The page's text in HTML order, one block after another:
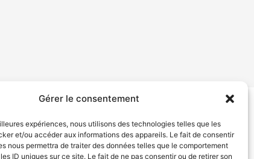
Gérer le consentement
expériences, nous utilisons des technologies telles que les
et/ou accéder aux informations des appareils. Le fait de consentir
nous permettra de traiter des données telles que le comportement
ID uniques sur ce site. Le fait de ne pas consentir ou de retirer son
services Politique de confidentialité